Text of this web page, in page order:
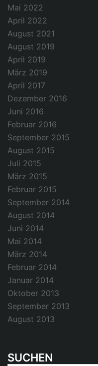
Mai 2022
April 2022
August 2021
August 2019
April 2019
März 2019
April 2017
Dezember 2016
Juni 2016
Februar 2016
September 2015
August 2015
Juli 2015
März 2015
Februar 2015
September 2014
August 2014
Juni 2014
Mai 2014
März 2014
Februar 2014
Januar 2014
Oktober 2013
September 2013
August 2013
SUCHEN